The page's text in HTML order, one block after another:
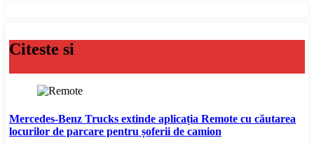
Citeste si
Mercedes-Benz Trucks extinde aplicația Remote cu căutarea
locurilor de parcare pentru șoferii de camion